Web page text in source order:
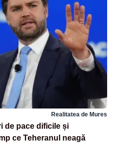
Realitatea de Mures
de pace dificile și
ce Teheranul neagă